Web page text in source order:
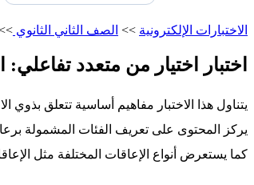
الاختبارات الإلكترونية >> الصف الثاني الثانوي
اختبار اختيار من متعدد
يتناول هذا الاختبار مفاهيم أساسية تتعلق بذوي
يركز المحتوى على تعريف الفئات المشمولة
كما يستعرض أنواع الإعاقات المختلفة مثل